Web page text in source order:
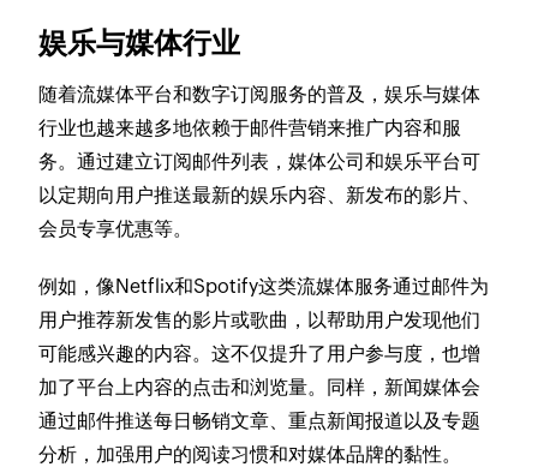
娱乐与媒体行业
随着流媒体平台和数字订阅服务的普及，娱乐与媒体
行业也越来越多地依赖于邮件营销来推广内容和服
务。通过建立订阅邮件列表，媒体公司和娱乐平台可
以定期向用户推送最新的娱乐内容、新发布的影片、
会员专享优惠等。
例如，像Netflix和Spotify这类流媒体服务通过邮件为
用户推荐新发售的影片或歌曲，以帮助用户发现他们
可能感兴趣的内容。这不仅提升了用户参与度，也增
加了平台上内容的点击和浏览量。同样，新闻媒体会
通过邮件推送每日畅销文章、重点新闻报道以及专题
分析，加强用户的阅读习惯和对媒体品牌的黏性。